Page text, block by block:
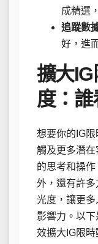
成精選
追蹤數
好，進
擴大
度：誰
想要你的IG
觸及更多潛
的思考和操
外，還有許
光度，讓更
影響力。以
效擴大IG限時